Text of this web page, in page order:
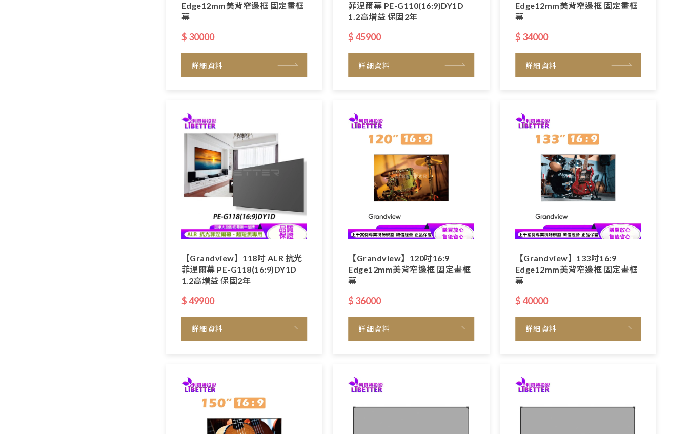
Edge12mm美背窄邊框 固定畫框
幕
$ 30000
詳細資料
菲涅爾幕 PE-G110(16:9)DY1D
1.2高增益 保固2年
$ 45900
詳細資料
Edge12mm美背窄邊框 固定畫框
幕
$ 34000
詳細資料
【Grandview】118吋 ALR 抗光
菲涅爾幕 PE-G118(16:9)DY1D
1.2高增益 保固2年
$ 49900
詳細資料
【Grandview】120吋16:9
Edge12mm美背窄邊框 固定畫框
幕
$ 36000
詳細資料
【Grandview】133吋16:9
Edge12mm美背窄邊框 固定畫框
幕
$ 40000
詳細資料